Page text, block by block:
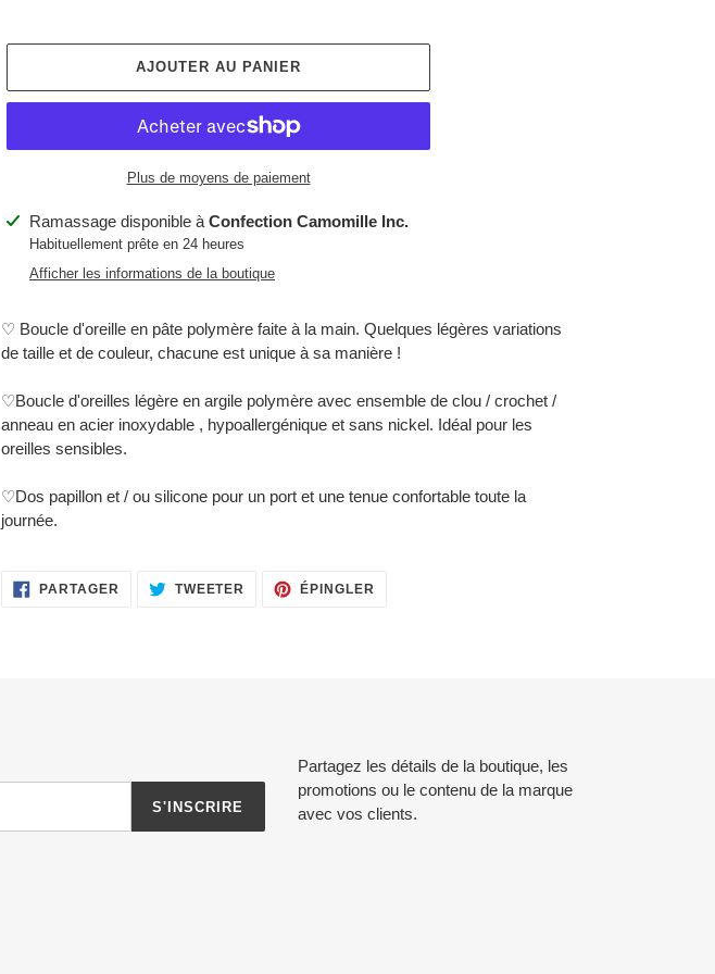
AJOUTER AU PANIER
Plus de moyens de paiement
Ajout
produit
panier
Ramassage disponible à Confection Camomille Inc.
Habituellement prête en 24 heures
Afficher les informations de la boutique
♡ Boucle d'oreille en pâte polymère faite à la main. Quelques légères variations
de taille et de couleur, chacune est unique à sa manière !
♡Boucle d'oreilles légère en argile polymère avec ensemble de clou / crochet /
anneau en acier inoxydable , hypoallergénique et sans nickel. Idéal pour les
oreilles sensibles.
♡Dos papillon et / ou silicone pour un port et une tenue confortable toute la
journée.
PARTAGER PARTAGER
SUR
TWEETER TWEETER
SUR
ÉPINGLER
S'INSCRIRE
Partagez les détails de la boutique, les
promotions ou le contenu de la marque
avec vos clients.